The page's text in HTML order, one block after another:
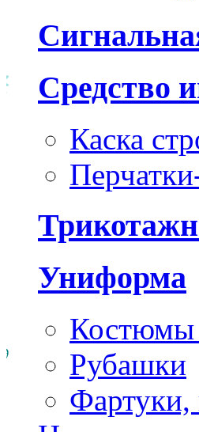
Средство
Каска
Униформа
Костюмы
Рубашки
Фартуки,